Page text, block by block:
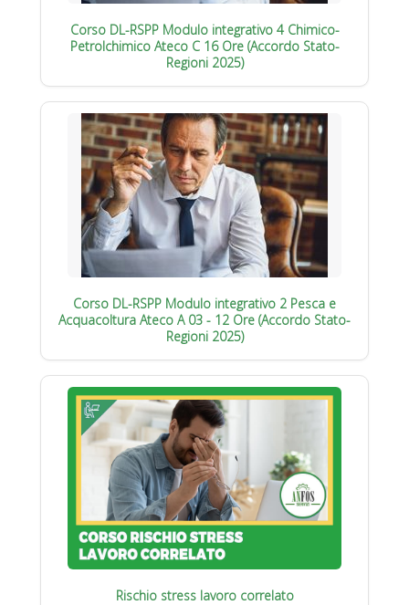
Corso DL-RSPP Modulo integrativo 4 Chimico-
Petrolchimico Ateco C 16 Ore (Accordo Stato-
Regioni 2025)
Corso DL-RSPP Modulo integrativo 2 Pesca e
Acquacoltura Ateco A 03 - 12 Ore (Accordo Stato-
Regioni 2025)
Rischio stress lavoro correlato